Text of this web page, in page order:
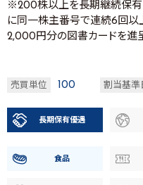
※200株以上を長期継続保有
に同一株主番号で連続6回以
2,000円分の図書カードを進
売買単位 100 割当基準
長期保有優遇
食品